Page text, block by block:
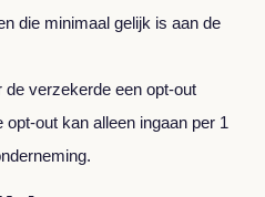
die minimaal gelijk is aan de
verzekerde een opt-out
out kan alleen ingaan per 1